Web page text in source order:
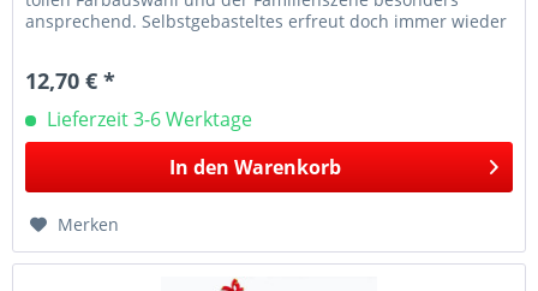
ansprechend. Selbstgebasteltes erfreut doch immer wieder
12,70 € *
Lieferzeit 3-6 Werktage
In den Warenkorb
Merken